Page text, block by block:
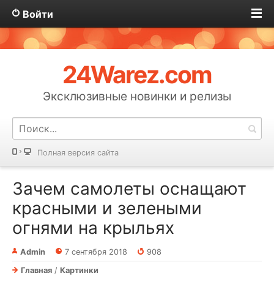
Войти
24Warez.com
Эксклюзивные новинки и релизы
Полная версия сайта
Зачем самолеты оснащают
красными и зелеными
огнями на крыльях
Admin 7 сентября 2018
908
Главная / Картинки